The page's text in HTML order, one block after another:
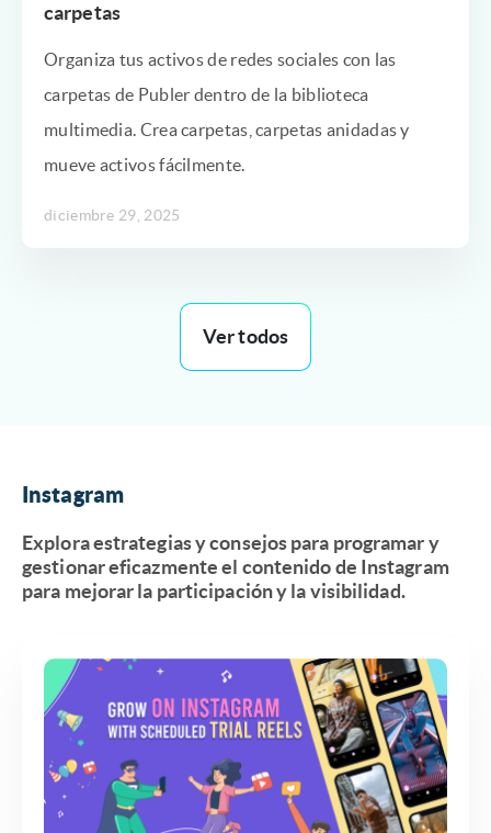
carpetas
Organiza tus activos de redes sociales con las
carpetas de Publer dentro de la biblioteca
multimedia. Crea carpetas, carpetas anidadas y
mueve activos fácilmente.
diciembre 29, 2025
Ver todos
Instagram
Explora estrategias y consejos para programar y
gestionar eficazmente el contenido de Instagram
para mejorar la participación y la visibilidad.